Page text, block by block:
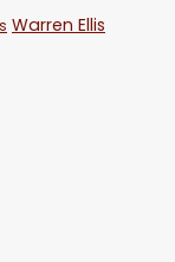
Warren Ellis